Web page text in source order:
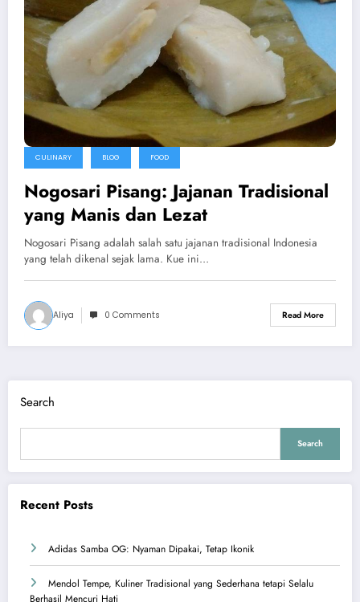
CULINARY BLOG FOOD
Nogosari Pisang: Jajanan Tradisional
yang Manis dan Lezat
Nogosari Pisang adalah salah satu jajanan tradisional Indonesia
yang telah dikenal sejak lama. Kue ini…
Aliya 0 Comments Read More
Search
Search
Recent Posts
Adidas Samba OG: Nyaman Dipakai, Tetap Ikonik
Mendol Tempe, Kuliner Tradisional yang Sederhana tetapi Selalu
Berhasil Mencuri Hati